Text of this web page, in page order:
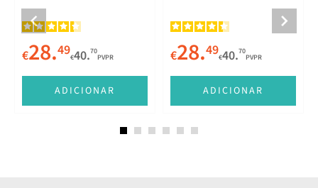
€28.49€40.70
PVPR
ADICIONAR
€28.49€40.70
PVPR
ADICIONAR